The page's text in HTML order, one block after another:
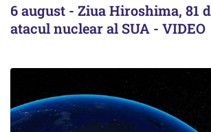
6 august - Ziua Hiroshima, 81
atacul nuclear al SUA - VIDEO